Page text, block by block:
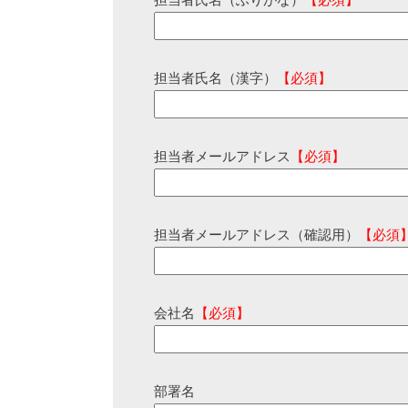
担当者氏名（漢字） 【必須】
担当者メールアドレス 【必須】
担当者メールアドレス（確認用） 【必須
会社名 【必須】
部署名